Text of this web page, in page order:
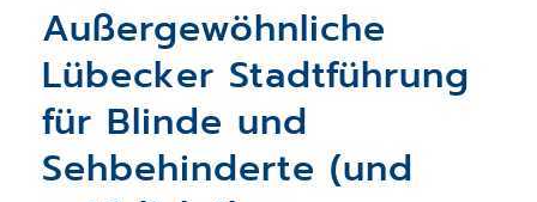
Außergewöhnliche
Lübecker Stadtführung
für Blinde und
Sehbehinderte (und